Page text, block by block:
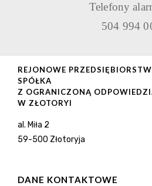
Telefony
504 994
REJONOWE
SPÓŁKA
Z OGRANICZONĄ
W ZŁOTORYI
al. Miła 2
59-500 Złotoryja
DANE KONTAKTOWE